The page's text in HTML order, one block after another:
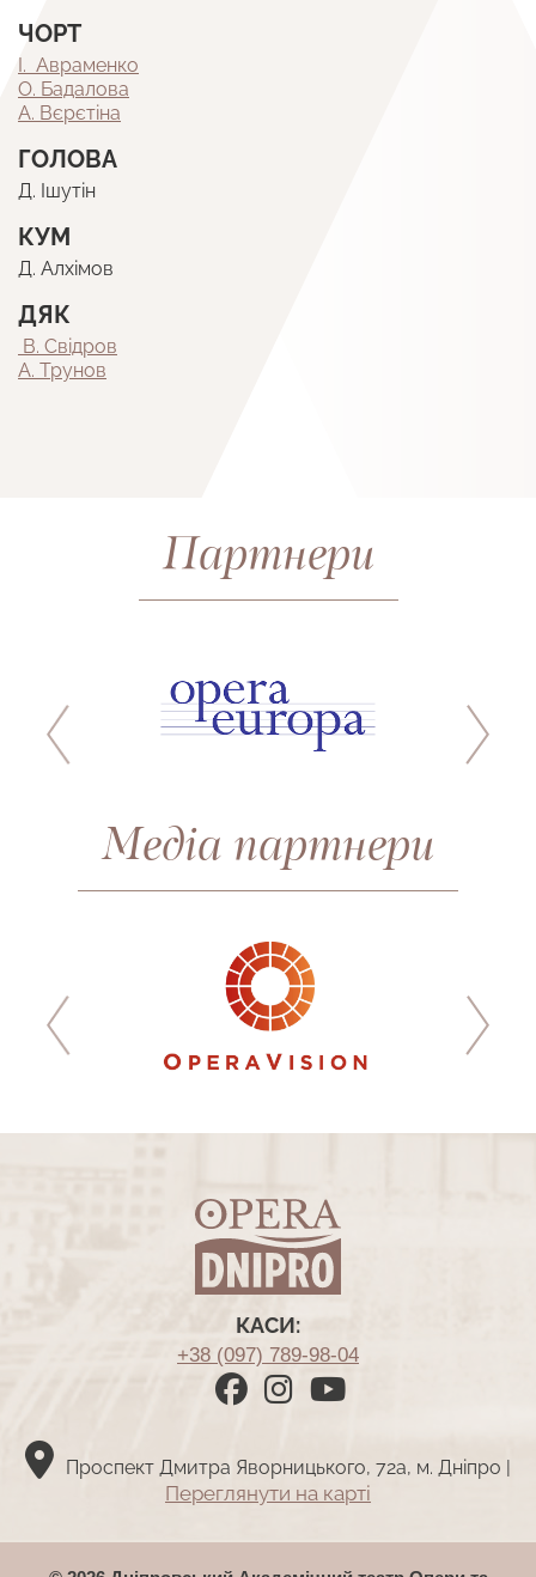
ЧОРТ
І. Авраменко
О. Бадалова
А. Вєрєтіна
ГОЛОВА
Д. Ішутін
КУМ
Д. Алхімов
ДЯК
В. Свідров
А. Трунов
Партнери
Медіа партнери
КАСИ:
+38 (097) 789-98-04
Проспект Дмитра Яворницького, 72а, м. Дніпро |
Переглянути на картi